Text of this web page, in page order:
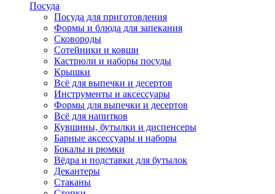
Посуда
Посуда для приготовления
Формы и блюда для запекания
Сковороды
Сотейники и ковши
Кастрюли и наборы посуды
Крышки
Всё для выпечки и десертов
Инструменты и аксессуары
Формы для выпечки и десертов
Всё для напитков
Кувшины, бутылки и диспенсеры
Барные аксессуары и наборы
Бокалы и рюмки
Вёдра и подставки для бутылок
Декантеры
Стаканы